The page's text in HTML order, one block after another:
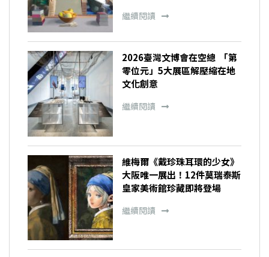
繼續閱讀
2026臺灣文博會在空總 「第
零位元」5大展區解壓縮在地
文化創意
繼續閱讀
維梅爾《戴珍珠耳環的少女》
大阪唯一展出！12件莫瑞泰斯
皇家美術館珍藏即將登場
繼續閱讀